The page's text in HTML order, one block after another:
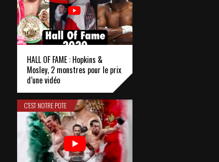
HALL OF FAME : Hopkins &
Mosley, 2 monstres pour le prix
d’une vidéo
C'EST NOTRE POTE